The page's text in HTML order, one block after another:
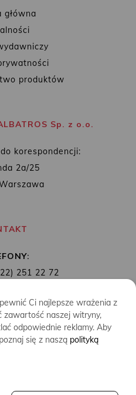
główna
produktów
Sp. z o.o.
korespondencji:
2a/25
251 22 72
Ci najlepsze wrażenia z
zawartość naszej witryny,
odpowiednie reklamy. Aby
się z naszą polityką